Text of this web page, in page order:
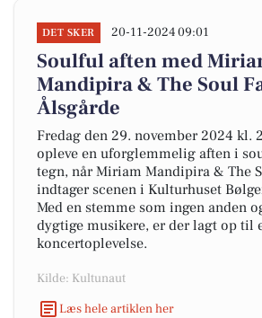
DET SKER 20-11-2024 09:01
Soulful aften med
Mandipira & The Soul
Ålsgårde
Fredag den 29. november 2024 kl.
opleve en uforglemmelig aften i
tegn, når Miriam Mandipira & The
indtager scenen i Kulturhuset
Med en stemme som ingen anden
dygtige musikere, er der lagt op til
koncertoplevelse.
Kilde: Kultunaut
Læs hele artiklen her